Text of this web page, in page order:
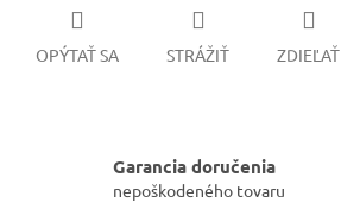
OPÝTAŤ SA STRÁŽIŤ ZDIEĽAŤ
Garancia doručenia
nepoškodeného tovaru